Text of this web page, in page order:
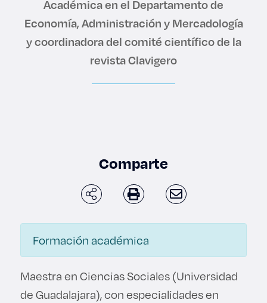
Enlaces de interés
Lo más buscado
Carreras
Académica en el Departamento de
Economía, Administración y Mercadología
y coordinadora del comité científico de la
revista Clavigero
Comparte
Formación académica
Maestra en Ciencias Sociales (Universidad
de Guadalajara), con especialidades en